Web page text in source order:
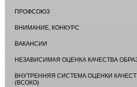
ПРОФСОЮЗ
ВНИМАНИЕ, КОНКУРС
ВАКАНСИИ
НЕЗАВИСИМАЯ ОЦЕНКА КАЧЕСТВА
ВНУТРЕННЯЯ СИСТЕМА ОЦЕНКИ
(ВСОКО)